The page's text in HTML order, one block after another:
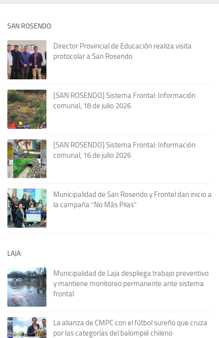
SAN ROSENDO:
Director Provincial de Educación realiza visita
protocolar a San Rosendo
[SAN ROSENDO] Sistema Frontal: Información
comunal, 18 de julio 2026
[SAN ROSENDO] Sistema Frontal: Información
comunal, 16 de julio 2026
Municipalidad de San Rosendo y Frontel dan inicio a
la campaña “No Más Pilas”
LAJA:
Municipalidad de Laja despliega trabajo preventivo
y mantiene monitoreo permanente ante sistema
frontal
La alianza de CMPC con el fútbol sureño que cruza
por las categorías del balompié chileno